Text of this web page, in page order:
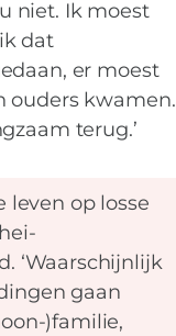
niet. Ik moest
dat
er moest
ouders kwamen.
terug.’
op losse
‘Waarschijnlijk
gaan
)familie,